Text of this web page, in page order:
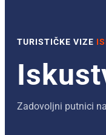
TURISTIČKE VIZE
Zadovoljni putnici